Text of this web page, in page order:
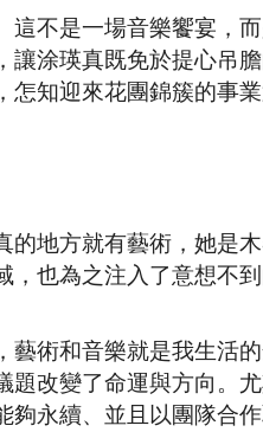
不是一場音樂饗宴，
涂瑛真既免於提心吊
知迎來花團錦簇的事業
地方就有藝術，她是木
也為之注入了意想不到
藝術和音樂就是我生活
改變了命運與方向。
永續、並且以團隊合